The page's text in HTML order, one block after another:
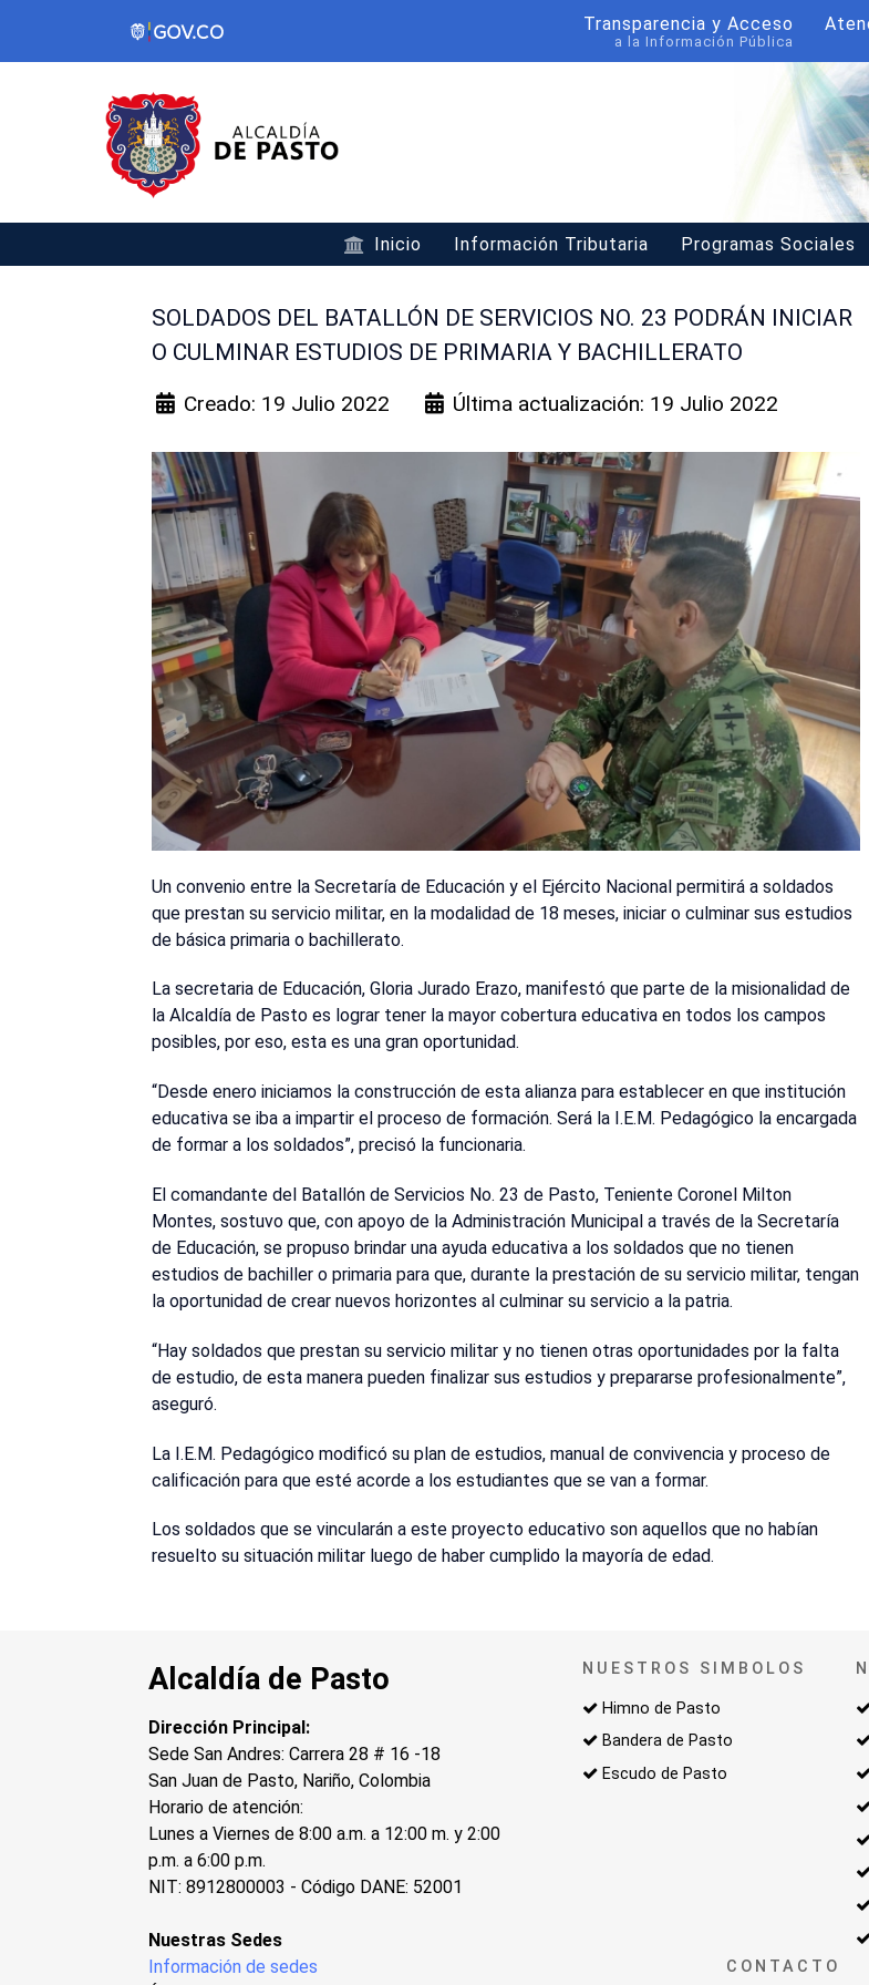
Transparencia y Acceso
a la Información Pública
Inicio Información Tributaria Programas Sociales
SOLDADOS DEL BATALLÓN DE SERVICIOS NO. 23 PODRÁN INICIAR
O CULMINAR ESTUDIOS DE PRIMARIA Y BACHILLERATO
Creado: 19 Julio 2022 Última actualización: 19 Julio 2022
Un convenio entre la Secretaría de Educación y el Ejército Nacional permitirá a soldados
que prestan su servicio militar, en la modalidad de 18 meses, iniciar o culminar sus estudios
de básica primaria o bachillerato.
La secretaria de Educación, Gloria Jurado Erazo, manifestó que parte de la misionalidad de
la Alcaldía de Pasto es lograr tener la mayor cobertura educativa en todos los campos
posibles, por eso, esta es una gran oportunidad.
“Desde enero iniciamos la construcción de esta alianza para establecer en que institución
educativa se iba a impartir el proceso de formación. Será la I.E.M. Pedagógico la encargada
de formar a los soldados”, precisó la funcionaria.
El comandante del Batallón de Servicios No. 23 de Pasto, Teniente Coronel Milton
Montes, sostuvo que, con apoyo de la Administración Municipal a través de la Secretaría
de Educación, se propuso brindar una ayuda educativa a los soldados que no tienen
estudios de bachiller o primaria para que, durante la prestación de su servicio militar, tengan
la oportunidad de crear nuevos horizontes al culminar su servicio a la patria.
“Hay soldados que prestan su servicio militar y no tienen otras oportunidades por la falta
de estudio, de esta manera pueden finalizar sus estudios y prepararse profesionalmente”,
aseguró.
La I.E.M. Pedagógico modificó su plan de estudios, manual de convivencia y proceso de
calificación para que esté acorde a los estudiantes que se van a formar.
Los soldados que se vincularán a este proyecto educativo son aquellos que no habían
resuelto su situación militar luego de haber cumplido la mayoría de edad.
Alcaldía de Pasto
Dirección Principal:
Sede San Andres: Carrera 28 # 16 -18
San Juan de Pasto, Nariño, Colombia
Horario de atención:
Lunes a Viernes de 8:00 a.m. a 12:00 m. y 2:00
p.m. a 6:00 p.m.
NIT: 8912800003 - Código DANE: 52001
Nuestras Sedes
Información de sedes
NUESTROS SIMBOLOS
Himno de Pasto
Bandera de Pasto
Escudo de Pasto
CONTACTO